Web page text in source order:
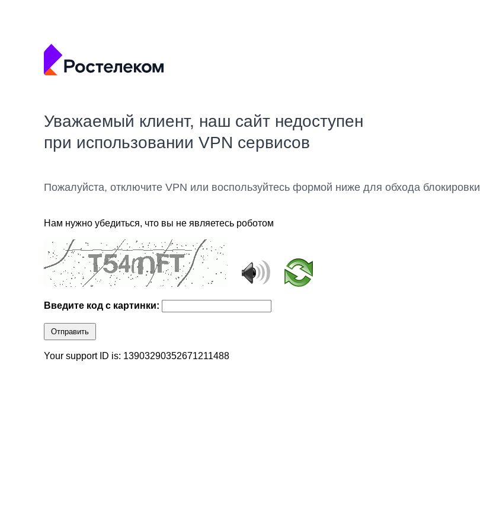
Уважаемый клиент, наш сайт недоступен
при использовании VPN сервисов
Пожалуйста, отключите VPN или воспользуйтесь формой ниже для обхода блокировки
Нам нужно убедиться, что вы не являетесь роботом
Введите код с картинки:
Отправить
Your support ID is: 13903290352671211488